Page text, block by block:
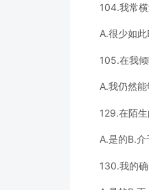
104.我常
A.很少如
105.在我
A.我仍然
129.在陌
A.是的B.
130.我的